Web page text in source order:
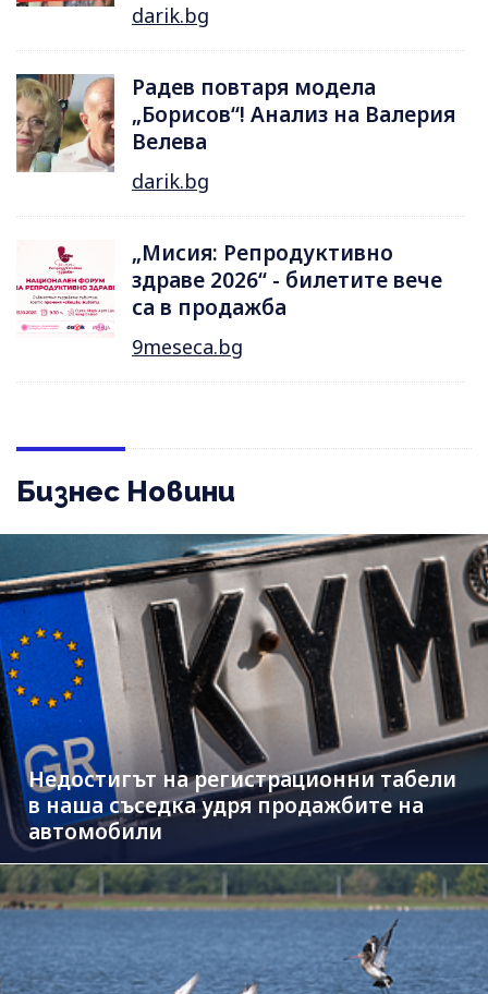
darik.bg
Радев повтаря модела
„Борисов“! Анализ на Валерия
Велева
darik.bg
„Мисия: Репродуктивно
здраве 2026“ - билетите вече
са в продажба
9meseca.bg
Бизнес Новини
Недостигът на регистрационни табели
в наша съседка удря продажбите на
автомобили